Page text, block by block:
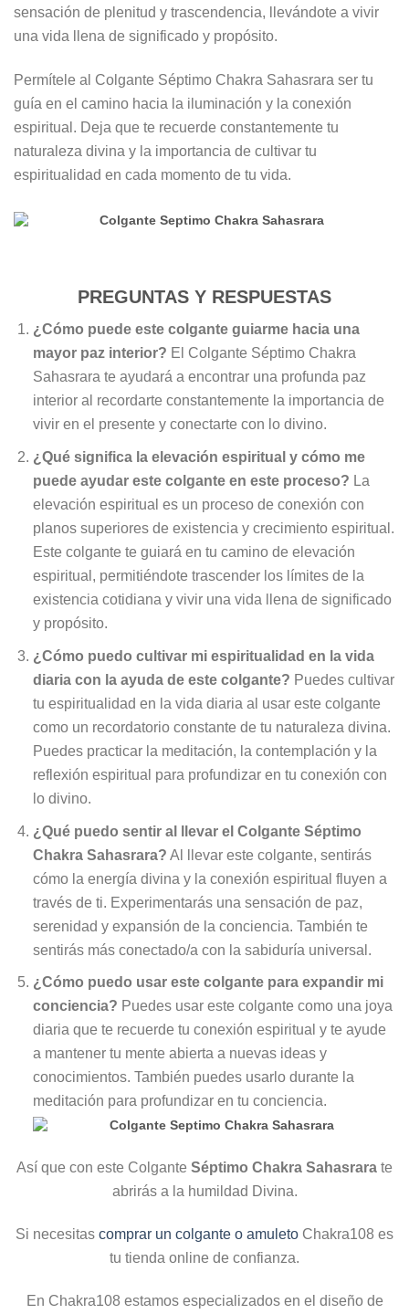
sensación de plenitud y trascendencia, llevándote a vivir
una vida llena de significado y propósito.
Permítele al Colgante Séptimo Chakra Sahasrara ser tu
guía en el camino hacia la iluminación y la conexión
espiritual. Deja que te recuerde constantemente tu
naturaleza divina y la importancia de cultivar tu
espiritualidad en cada momento de tu vida.
PREGUNTAS Y RESPUESTAS
¿Cómo puede este colgante guiarme hacia una
mayor paz interior? El Colgante Séptimo Chakra
Sahasrara te ayudará a encontrar una profunda paz
interior al recordarte constantemente la importancia de
vivir en el presente y conectarte con lo divino.
¿Qué significa la elevación espiritual y cómo me
puede ayudar este colgante en este proceso? La
elevación espiritual es un proceso de conexión con
planos superiores de existencia y crecimiento espiritual.
Este colgante te guiará en tu camino de elevación
espiritual, permitiéndote trascender los límites de la
existencia cotidiana y vivir una vida llena de significado
y propósito.
¿Cómo puedo cultivar mi espiritualidad en la vida
diaria con la ayuda de este colgante? Puedes cultivar
tu espiritualidad en la vida diaria al usar este colgante
como un recordatorio constante de tu naturaleza divina.
Puedes practicar la meditación, la contemplación y la
reflexión espiritual para profundizar en tu conexión con
lo divino.
¿Qué puedo sentir al llevar el Colgante Séptimo
Chakra Sahasrara? Al llevar este colgante, sentirás
cómo la energía divina y la conexión espiritual fluyen a
través de ti. Experimentarás una sensación de paz,
serenidad y expansión de la conciencia. También te
sentirás más conectado/a con la sabiduría universal.
¿Cómo puedo usar este colgante para expandir mi
conciencia? Puedes usar este colgante como una joya
diaria que te recuerde tu conexión espiritual y te ayude
a mantener tu mente abierta a nuevas ideas y
conocimientos. También puedes usarlo durante la
meditación para profundizar en tu conciencia.
Así que con este Colgante Séptimo Chakra Sahasrara te
abrirás a la humildad Divina.
Si necesitas comprar un colgante o amuleto Chakra108 es
tu tienda online de confianza.
En Chakra108 estamos especializados en el diseño de